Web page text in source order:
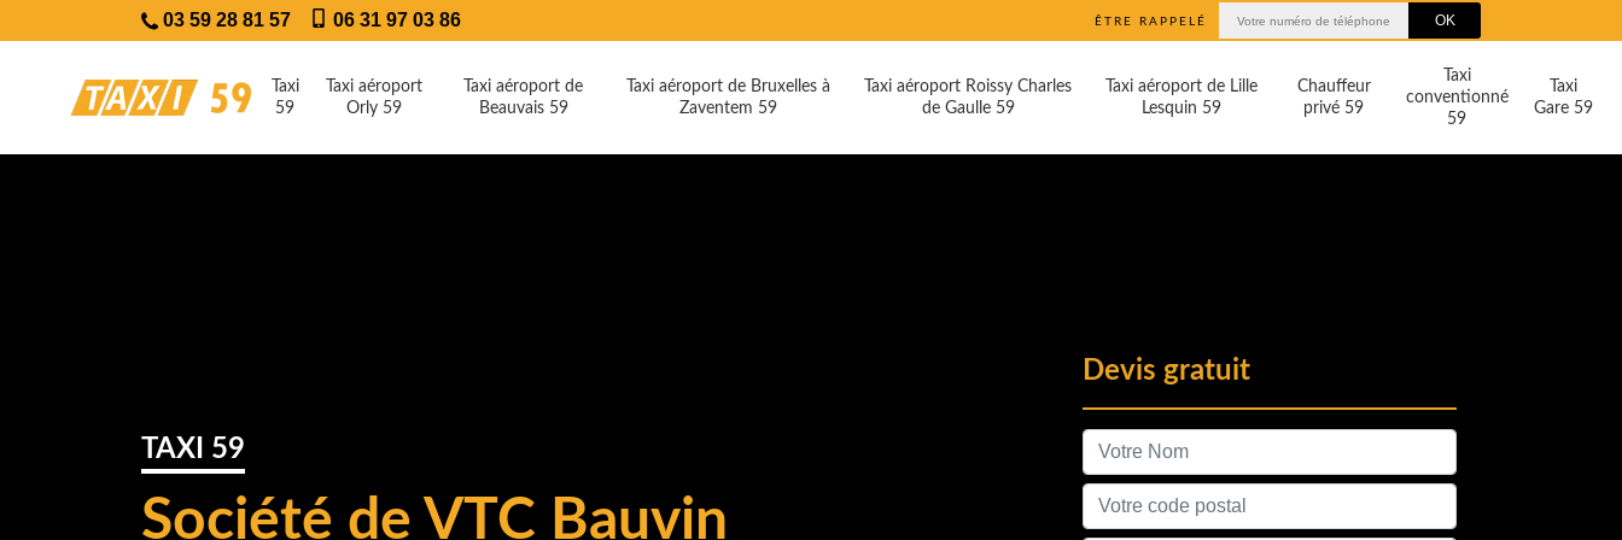
03 59 28 81 57 06 31 97 03 86 ÊTRE RAPPELÉ
Taxi
59
Taxi aéroport
Orly 59
Taxi aéroport de
Beauvais 59
Taxi aéroport de Bruxelles à
Zaventem 59
Taxi aéroport Roissy Charles
de Gaulle 59
Taxi aéroport de Lille
Lesquin 59
Chauffeur
privé 59
Taxi
conventionné
59
Taxi
Gare 59
TAXI 59
Société de VTC Bauvin
Devis gratuit